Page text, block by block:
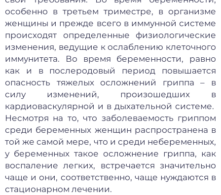
особенно в третьем триместре, в организме
женщины и прежде всего в иммунной системе
происходят определенные физиологические
изменения, ведущие к ослаблению клеточного
иммунитета. Во время беременности, равно
как и в послеродовый период повышается
опасность тяжелых осложнений гриппа – в
силу изменений, произошедших в
кардиоваскулярной и в дыхательной системе.
Несмотря на то, что заболеваемость гриппом
среди беременных женщин распространена в
той же самой мере, что и среди небеременных,
у беременных такое осложнение гриппа, как
воспаление легких, встречается значительно
чаще и они, соответственно, чаще нуждаются в
стационарном лечении.